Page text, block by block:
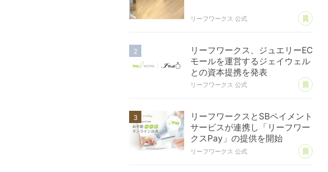
リーフワークス 公式 あ
リーフワークス、ジュエリーEC
モールを運営するジェイウェル
との資本提携を発表
リーフワークス 公式 あ
リーフワークスとSBペイメント
サービスが連携し「リーフワー
クスPay」の提供を開始
リーフワークス 公式 あ